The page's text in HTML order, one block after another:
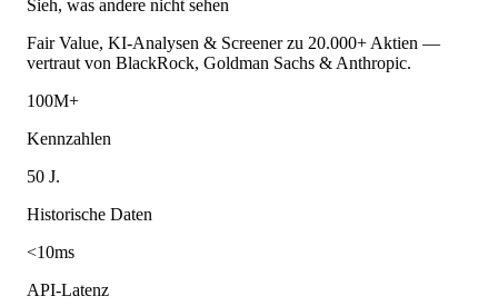
Sieh, was andere nicht sehen
Fair Value, KI-Analysen & Screener zu 20.000+ Aktien —
vertraut von BlackRock, Goldman Sachs & Anthropic.
100M+
Kennzahlen
50 J.
Historische Daten
<10ms
API-Latenz